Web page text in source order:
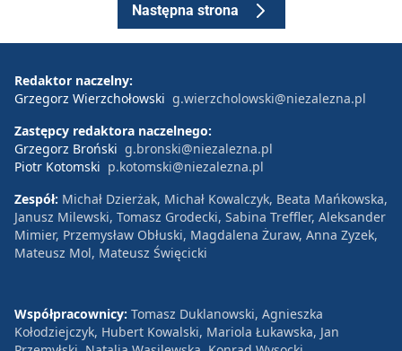
Następna strona
Redaktor naczelny:
Grzegorz Wierzchołowski g.wierzcholowski@niezalezna.pl
Zastępcy redaktora naczelnego:
Grzegorz Broński g.bronski@niezalezna.pl
Piotr Kotomski p.kotomski@niezalezna.pl
Zespół: Michał Dzierżak, Michał Kowalczyk, Beata Mańkowska,
Janusz Milewski, Tomasz Grodecki, Sabina Treffler, Aleksander
Mimier, Przemysław Obłuski, Magdalena Żuraw, Anna Zyzek,
Mateusz Mol, Mateusz Święcicki
Współpracownicy: Tomasz Duklanowski, Agnieszka
Kołodziejczyk, Hubert Kowalski, Mariola Łukawska, Jan